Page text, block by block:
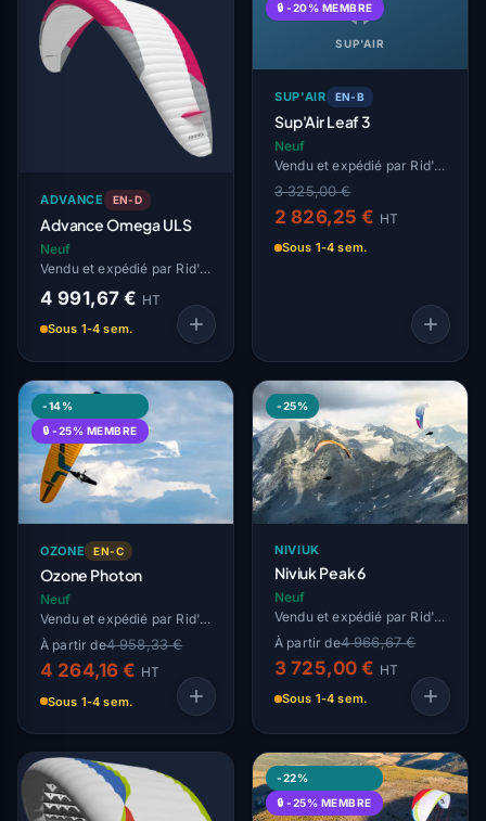
ADVANCE EN-D
Advance Omega ULS
Neuf
Vendu et expédié par Rid'Air
4 991,67 € HT
Sous 1-4 sem.
SUP'AIR
🔒 -20% MEMBRE
SUP'AIR EN-B
Sup'Air Leaf 3
Neuf
Vendu et expédié par Rid'Air
3 325,00 €
2 826,25 € HT
Sous 1-4 sem.
-14%
🔒 -25% MEMBRE
OZONE EN-C
Ozone Photon
Neuf
Vendu et expédié par Rid'Air
À partir de4 958,33 €
4 264,16 € HT
Sous 1-4 sem.
-25%
NIVIUK
Niviuk Peak 6
Neuf
Vendu et expédié par Rid'Air
À partir de4 966,67 €
3 725,00 € HT
Sous 1-4 sem.
-22%
🔒 -25% MEMBRE